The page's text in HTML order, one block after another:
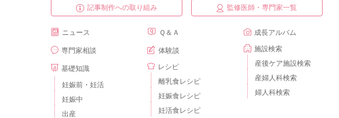
記事制作への取り組み 監修医師・専門家一覧
ニュース
専門家相談
基礎知識
妊娠前・妊活
妊娠中
出産
Ｑ＆Ａ
体験談
レシピ
離乳食レシピ
妊娠食レシピ
妊活食レシピ
成長アルバム
施設検索
産後ケア施設検索
産婦人科検索
婦人科検索